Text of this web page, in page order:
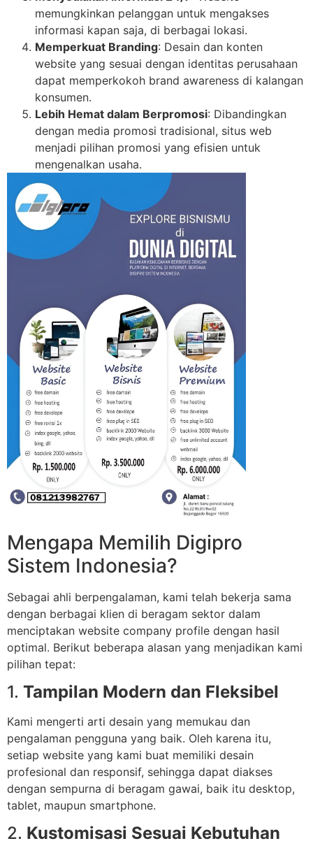
memungkinkan pelanggan untuk mengakses
informasi kapan saja, di berbagai lokasi.
Memperkuat Branding: Desain dan konten
website yang sesuai dengan identitas perusahaan
dapat memperkokoh brand awareness di kalangan
konsumen.
Lebih Hemat dalam Berpromosi: Dibandingkan
dengan media promosi tradisional, situs web
menjadi pilihan promosi yang efisien untuk
mengenalkan usaha.
Mengapa Memilih Digipro
Sistem Indonesia?
Sebagai ahli berpengalaman, kami telah bekerja sama
dengan berbagai klien di beragam sektor dalam
menciptakan website company profile dengan hasil
optimal. Berikut beberapa alasan yang menjadikan kami
pilihan tepat:
1. Tampilan Modern dan Fleksibel
Kami mengerti arti desain yang memukau dan
pengalaman pengguna yang baik. Oleh karena itu,
setiap website yang kami buat memiliki desain
profesional dan responsif, sehingga dapat diakses
dengan sempurna di beragam gawai, baik itu desktop,
tablet, maupun smartphone.
2. Kustomisasi Sesuai Kebutuhan